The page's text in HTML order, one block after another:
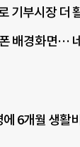
기부시장 더
배경화면…
6개월 생활